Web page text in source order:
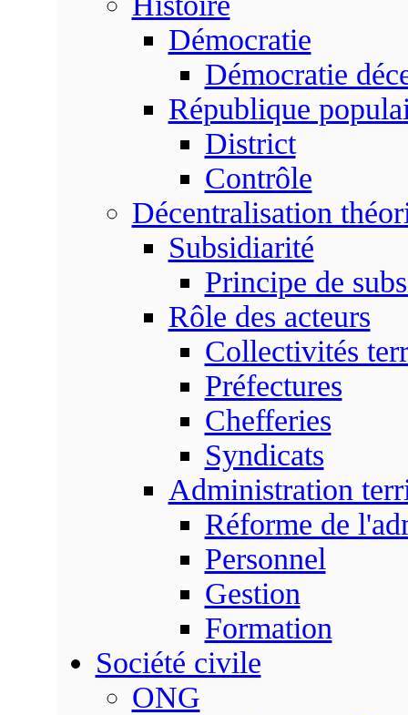
Démocratie
Démocratie
République
District
Contrôle
Décentralisation
Subsidiarité
Principe de
Rôle des acteurs
Collectivités
Préfectures
Chefferies
Syndicats
Administration
Réforme de
Personnel
Gestion
Formation
Société civile
ONG